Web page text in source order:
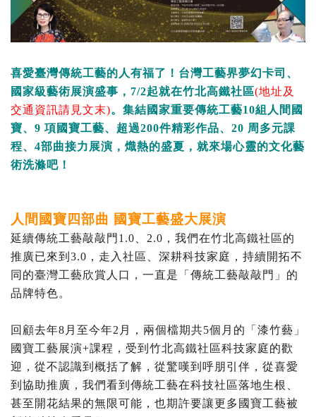
喜愛臺灣傳統工藝的人有福了！台灣工藝界夢幻卡司、
國家級藝術展演盛事，7/2起就在竹北高鐵社區(地址及
交通資訊請見文末)。集結國家重要傳統工藝10組人間國
寶、9 項國寶工藝、超過200件精彩作品、20 周多元課
程、4部曲接力展演，熾熱的盛夏，就來場心靈的文化藝
術洗滌吧！
人間國寶四部曲 國寶工藝盛大展演
延續傳統工藝敲敲門1.0、2.0，我們在竹北高鐵社區的
推廣已來到3.0，走入社區、深耕科技家庭，持續開拓不
同的臺灣工藝欣賞人口，一直是「傳統工藝敲敲門」的
品牌特色。
回顧去年8月至今年2月，兩個檔期共5個月的「漆竹藝」
國寶工藝展演+課程，受到竹北高鐵社區科技家庭的歡
迎，從不認識到概括了解，從驚嘆到呼朋引伴，從喜愛
到協助推廣，我們看到傳統工藝在科技社區落地生根、
甚至開花結果的無限可能，也期許要讓更多國寶工藝被